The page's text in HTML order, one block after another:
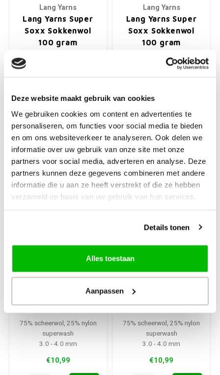
Deze website maakt gebruik van cookies
We gebruiken cookies om content en advertenties te
personaliseren, om functies voor social media te bieden
en om ons websiteverkeer te analyseren. Ook delen we
informatie over uw gebruik van onze site met onze
partners voor social media, adverteren en analyse. Deze
partners kunnen deze gegevens combineren met andere
informatie die u aan ze heeft verstrekt of die ze hebben
verzameld op basis van uw gebruik van hun services.
Details tonen
Alles toestaan
Aanpassen
Lang Yarns
Lang Yarns Super
Soxx Sokkenwol
100 gram
75% scheerwol, 25% nylon,
+
Lang Yarns
Lang Yarns Super
Soxx Sokkenwol
100 gram
75% scheerwol, 25% nylon,
+
Lang Yarns Super
Soxx 150 gram 6
75% scheerwol, 25% nylon
superwash
3.0 - 4.0 mm
€10,99
Lang Yarns Super
75% scheerwol, 25% nylon
superwash
3.0 - 4.0 mm
€10,99